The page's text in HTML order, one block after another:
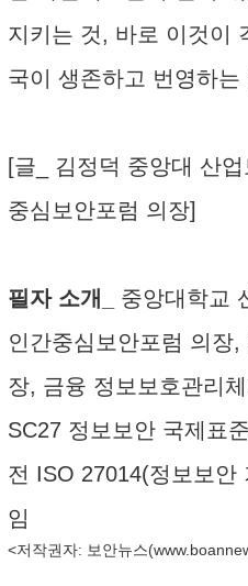
지키는 것, 바로 이것이
국이 생존하고 번영하
[글_ 김정덕 중앙대 산
중심보안포럼 의장]
필자 소개_
중앙대학교
인간중심보안포럼 의장
장, 금융 정보보호관리
SC27 정보보안 국제표
전 ISO 27014(정보보안
임
<저작권자: 보안뉴스(